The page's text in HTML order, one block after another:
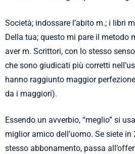
Società; indossare l’abito m.; i libri
Della tua; questo mi pare il metodo
aver m. Scrittori, con lo stesso
che sono giudicati più corretti
hanno raggiunto maggior
da i maggiori).
Essendo un avverbio, “meglio” si
miglior amico dell’uomo. Se siete
stesso abbonamento, passa